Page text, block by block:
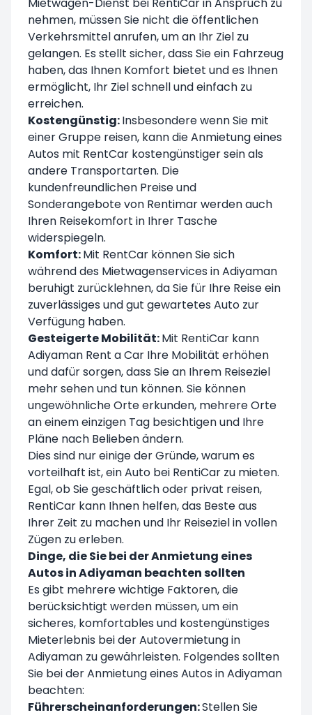
nehmen, müssen Sie nicht die öffentlichen
Verkehrsmittel anrufen, um an Ihr Ziel zu
gelangen. Es stellt sicher, dass Sie ein Fahrzeug
haben, das Ihnen Komfort bietet und es Ihnen
ermöglicht, Ihr Ziel schnell und einfach zu
erreichen.
Kostengünstig:Insbesondere wenn Sie mit
einer Gruppe reisen, kann die Anmietung eines
Autos mit RentCar kostengünstiger sein als
andere Transportarten. Die
kundenfreundlichen Preise und
Sonderangebote von Rentimar werden auch
Ihren Reisekomfort in Ihrer Tasche
widerspiegeln.
Komfort:Mit RentCar können Sie sich
während des Mietwagenservices in Adiyaman
beruhigt zurücklehnen, da Sie für Ihre Reise ein
zuverlässiges und gut gewartetes Auto zur
Verfügung haben.
Gesteigerte Mobilität:Mit RentiCar kann
Adiyaman Rent a Car Ihre Mobilität erhöhen
und dafür sorgen, dass Sie an Ihrem Reiseziel
mehr sehen und tun können. Sie können
ungewöhnliche Orte erkunden, mehrere Orte
an einem einzigen Tag besichtigen und Ihre
Pläne nach Belieben ändern.
Dies sind nur einige der Gründe, warum es
vorteilhaft ist, ein Auto bei RentiCar zu mieten.
Egal, ob Sie geschäftlich oder privat reisen,
RentiCar kann Ihnen helfen, das Beste aus
Ihrer Zeit zu machen und Ihr Reiseziel in vollen
Zügen zu erleben.
Dinge, die Sie bei der Anmietung eines
Autos in Adiyaman beachten sollten
Es gibt mehrere wichtige Faktoren, die
berücksichtigt werden müssen, um ein
sicheres, komfortables und kostengünstiges
Mieterlebnis bei der Autovermietung in
Adiyaman zu gewährleisten. Folgendes sollten
Sie bei der Anmietung eines Autos in Adiyaman
beachten:
Führerscheinanforderungen:Stellen Sie